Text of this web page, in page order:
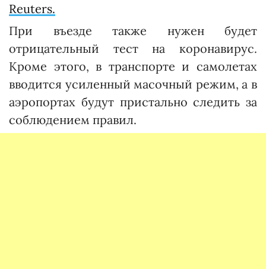
Reuters.
При въезде также нужен будет
отрицательный тест на коронавирус.
Кроме этого, в транспорте и самолетах
вводится усиленный масочный режим, а в
аэропортах будут пристально следить за
соблюдением правил.